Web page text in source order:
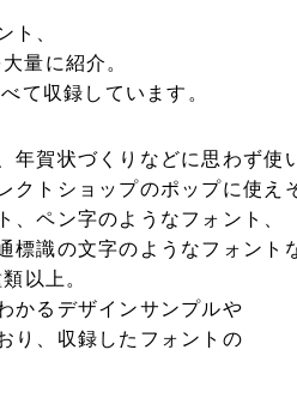
ト、
量に紹介。
て収録しています。
年賀状づくりなどに思わず使
トショップのポップに使え
ペン字のようなフォント、
識の文字のようなフォント
以上。
かるデザインサンプルや
り、収録したフォントの